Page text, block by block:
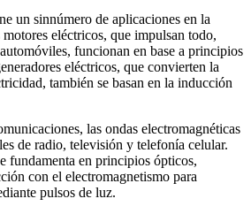
un sinnúmero de aplicaciones en la
eléctricos, que impulsan todo,
funcionan en base a principios
eléctricos, que convierten la
también se basan en la inducción
las ondas electromagnéticas
de radio, televisión y telefonía celular.
fundamenta en principios ópticos,
con el electromagnetismo para
pulsos de luz.